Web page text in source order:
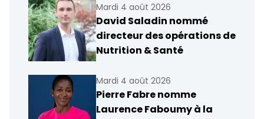
Mardi 4 août 2026
David Saladin nommé
directeur des opérations de
Nutrition & Santé
Mardi 4 août 2026
Pierre Fabre nomme
Laurence Faboumy à la